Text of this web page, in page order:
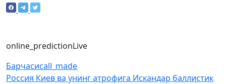
online_predictionLive
Барчасиcall_made
Россия Киев ва унинг атрофига Искандар баллистик